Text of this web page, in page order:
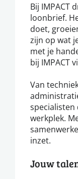
Bij IMPACT
loonbrief.
doet,
zijn op wat
met je
bij IMPACT
Van
specialisten
werkplek.
inzet.
Jouw